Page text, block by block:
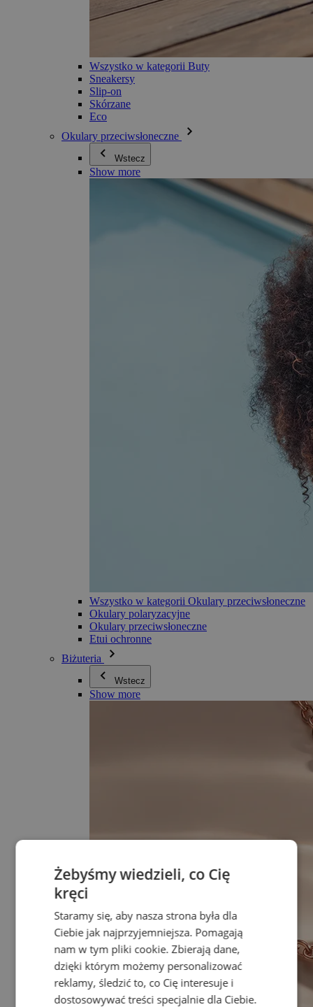
Wszystko w kategorii Buty
Sneakersy
Slip-on
Skórzane
Eco
Okulary przeciwsłoneczne
Wstecz
Show more
Wszystko w kategorii Okulary przeciwsłoneczne
Okulary polaryzacyjne
Okulary przeciwsłoneczne
Etui ochronne
Biżuteria
Wstecz
Show more
Żebyśmy wiedzieli, co Cię
kręci
Staramy się, aby nasza strona była dla
Ciebie jak najprzyjemniejsza. Pomagają
nam w tym pliki cookie. Zbierają dane,
dzięki którym możemy personalizować
reklamy, śledzić to, co Cię interesuje i
dostosowywać treści specjalnie dla Ciebie.